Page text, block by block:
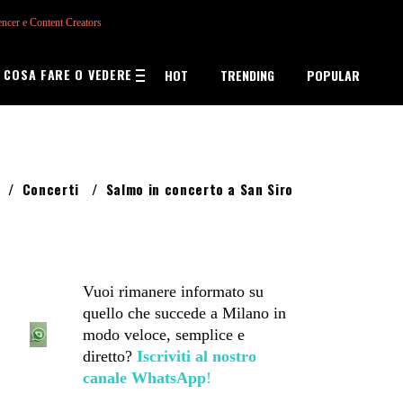
e Content Creators
COSA FARE O VEDERE HOT TRENDING POPULAR
/ Concerti / Salmo in concerto a San Siro
Vuoi rimanere informato su
quello che succede a Milano in
modo veloce, semplice e
diretto? Iscriviti al nostro
canale WhatsApp!